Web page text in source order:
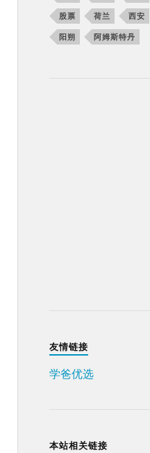
股票 荷兰 西安
阳朔 阿姆斯特丹
友情链接
学爸优选
本站相关链接